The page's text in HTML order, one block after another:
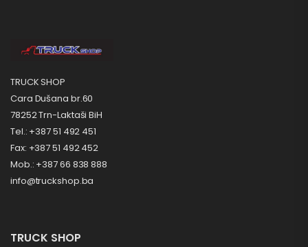
TRUCK SHOP
Cara Dušana br.60
78252 Trn-Laktaši BiH
Tel.: +387 51 492 451
Fax: +387 51 492 452
Mob.: +387 66 838 888
info@truckshop.ba
TRUCK SHOP